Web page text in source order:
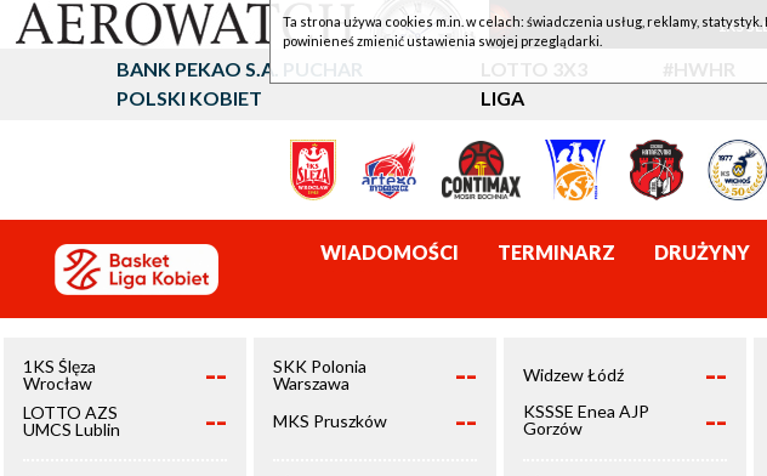
1KS
BANK PEKAO S.A. PUCHAR
POLSKI KOBIET
LOTTO 3X3
LIGA
#HWHR
WIADOMOŚCI TERMINARZ DRUŻYNY
1KS Ślęza
Wrocław
--
LOTTO AZS
UMCS Lublin
--
SKK Polonia
Warszawa
--
MKS Pruszków --
Widzew Łódź --
KSSSE Enea AJP
Gorzów
--
Ta strona używa cookies m.in. w celach: świadczenia usług, reklamy,
powinieneś zmienić ustawienia swojej przeglądarki.